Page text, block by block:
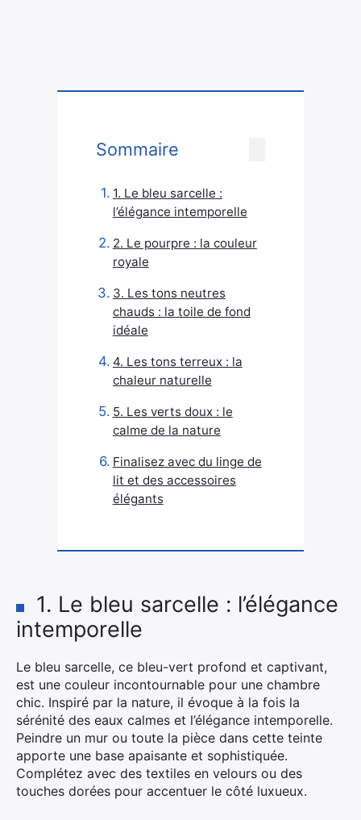
Sommaire
1. Le bleu sarcelle :
l’élégance intemporelle
2. Le pourpre : la couleur
royale
3. Les tons neutres
chauds : la toile de fond
idéale
4. Les tons terreux : la
chaleur naturelle
5. Les verts doux : le
calme de la nature
Finalisez avec du linge de
lit et des accessoires
élégants
1. Le bleu sarcelle : l’élégance
intemporelle
Le bleu sarcelle, ce bleu-vert profond et captivant,
est une couleur incontournable pour une chambre
chic. Inspiré par la nature, il évoque à la fois la
sérénité des eaux calmes et l’élégance intemporelle.
Peindre un mur ou toute la pièce dans cette teinte
apporte une base apaisante et sophistiquée.
Complétez avec des textiles en velours ou des
touches dorées pour accentuer le côté luxueux.